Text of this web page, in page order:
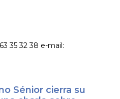
35 32 38 e-mail:
Sénior cierra su